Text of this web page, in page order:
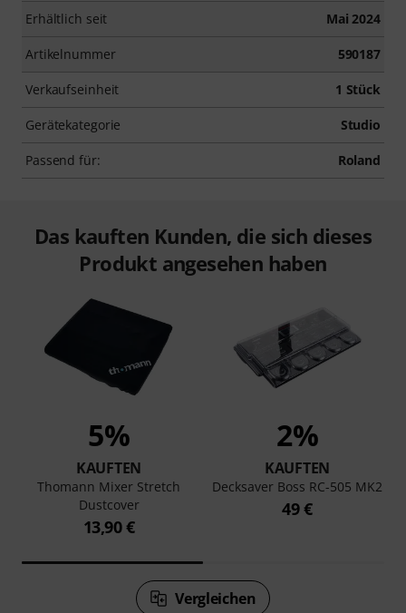
Erhältlich seit Mai 2024
Artikelnummer 590187
Verkaufseinheit 1 Stück
Gerätekategorie Studio
Passend für: Roland
Das kauften Kunden, die sich dieses
Produkt angesehen haben
5%
KAUFTEN
Thomann Mixer Stretch
Dustcover
13,90 €
2%
KAUFTEN
Decksaver Boss RC-505 MK2
49 €
Vergleichen